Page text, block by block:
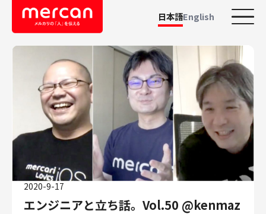
日本語English
カテゴリーから探す
会社・事業
鹿島アントラーズ
メルペイ
メルコイン
メルカリShops
2020-9-17
エンジニアと立ち話。Vol.50 @kenmaz